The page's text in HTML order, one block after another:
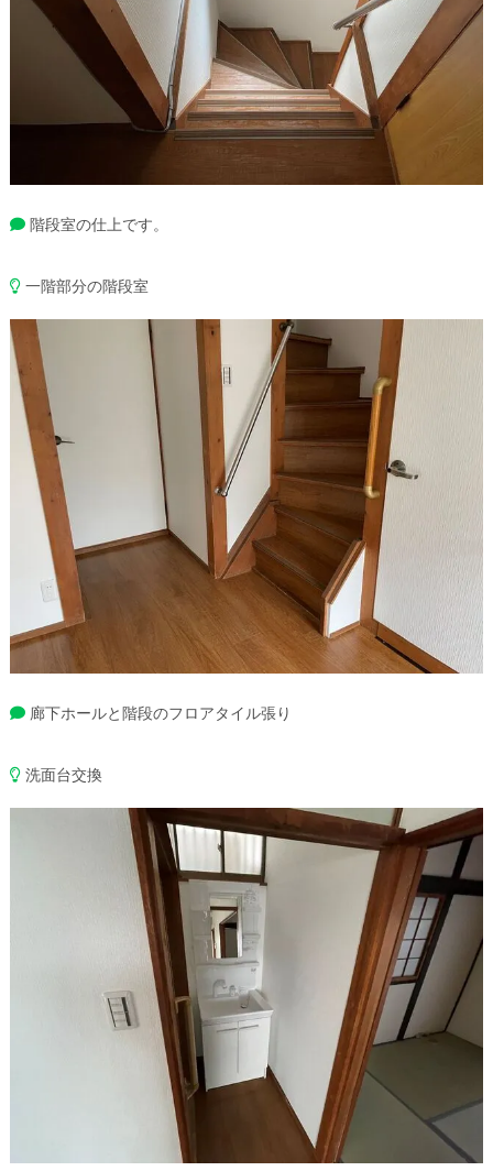
階段室の仕上です。
一階部分の階段室
廊下ホールと階段のフロアタイル張り
洗面台交換